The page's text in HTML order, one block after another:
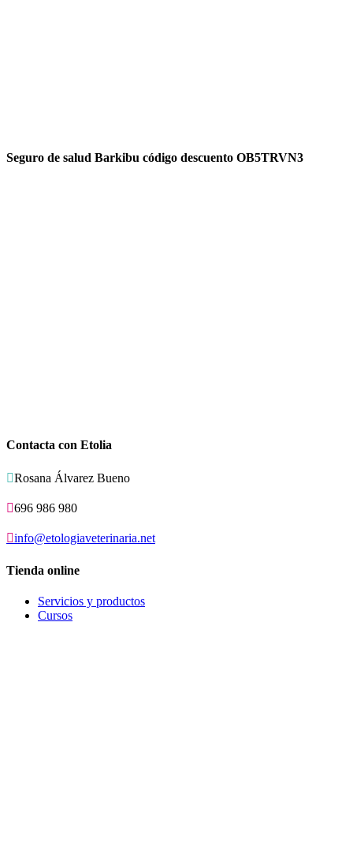
Seguro de salud Barkibu código descuento OB5TRVN3
Contacta con Etolia
Rosana Álvarez Bueno
696 986 980
info@etologiaveterinaria.net
Tienda online
Servicios y productos
Cursos